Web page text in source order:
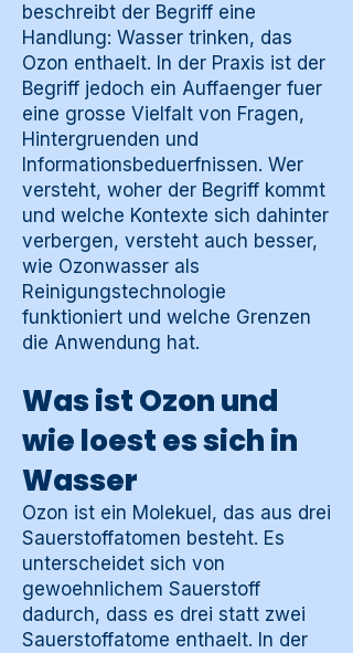
beschreibt der Begriff eine
Handlung: Wasser trinken, das
Ozon enthaelt. In der Praxis ist der
Begriff jedoch ein Auffaenger fuer
eine grosse Vielfalt von Fragen,
Hintergruenden und
Informationsbeduerfnissen. Wer
versteht, woher der Begriff kommt
und welche Kontexte sich dahinter
verbergen, versteht auch besser,
wie Ozonwasser als
Reinigungstechnologie
funktioniert und welche Grenzen
die Anwendung hat.
Was ist Ozon und
wie loest es sich in
Wasser
Ozon ist ein Molekuel, das aus drei
Sauerstoffatomen besteht. Es
unterscheidet sich von
gewoehnlichem Sauerstoff
dadurch, dass es drei statt zwei
Sauerstoffatome enthaelt. In der